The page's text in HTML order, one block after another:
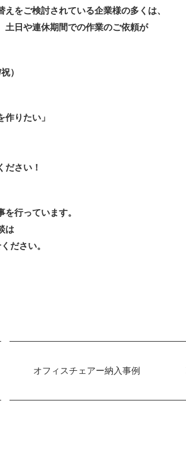
をご検討されている企業様の多くは、
土日や連休期間での作業のご依頼が
）
りたい」
ださい！
行っています。
は
ださい。
オフィスチェアー納入事例